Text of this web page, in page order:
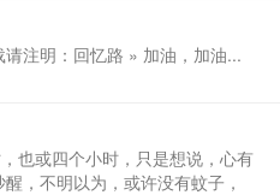
注明：回忆路 » 加油，加油...
也或四个小时，只是想说，心有
，不明以为，或许没有蚊子，